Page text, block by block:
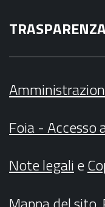
TRASPARENZA
Foia - Accesso
Note legalie